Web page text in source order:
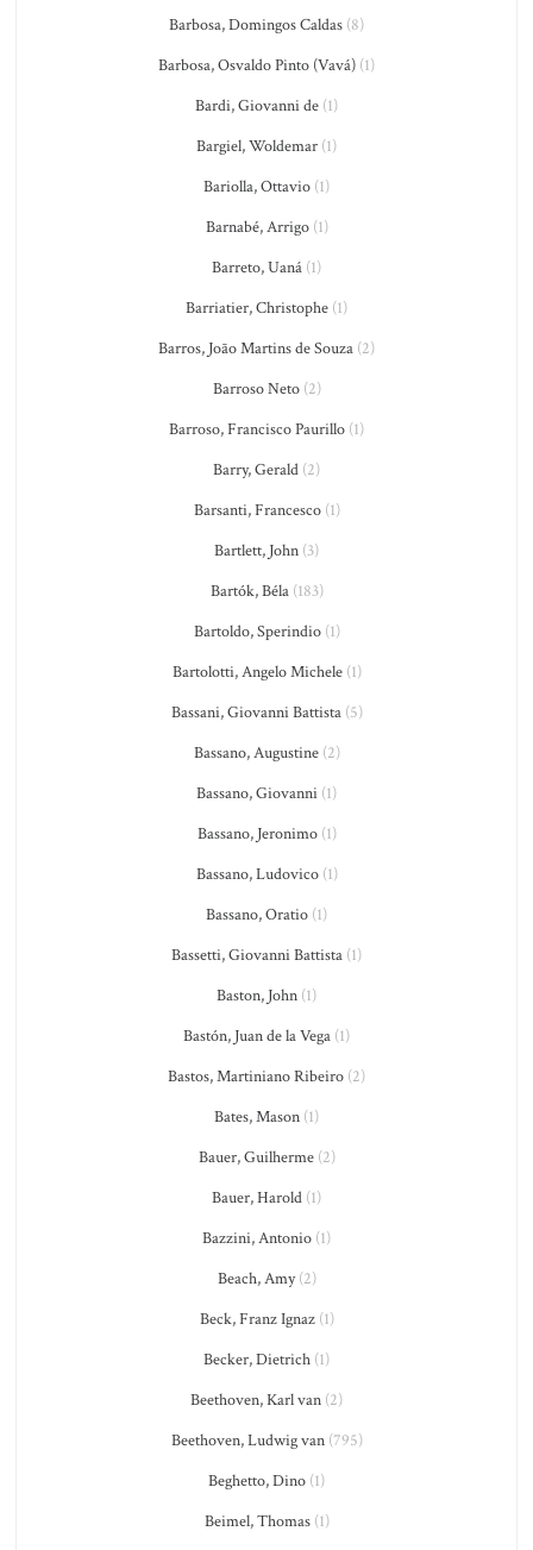
Barbosa, Domingos Caldas (8)
Barbosa, Osvaldo Pinto (Vavá) (1)
Bardi, Giovanni de (1)
Bargiel, Woldemar (1)
Bariolla, Ottavio (1)
Barnabé, Arrigo(1)
Barreto, Uaná (1)
Barriatier, Christophe (1)
Barros, João Martins de Souza (2)
Barroso Neto(2)
Barroso, Francisco Paurillo (1)
Barry, Gerald (2)
Barsanti, Francesco(1)
Bartlett, John (3)
Bartók, Béla(183)
Bartoldo, Sperindio(1)
Bartolotti, Angelo Michele(1)
Bassani, Giovanni Battista(5)
Bassano, Augustine(2)
Bassano, Giovanni (1)
Bassano, Jeronimo(1)
Bassano, Ludovico(1)
Bassano, Oratio (1)
Bassetti, Giovanni Battista (1)
Baston, John (1)
Bastón, Juan de la Vega (1)
Bastos, Martiniano Ribeiro (2)
Bates, Mason (1)
Bauer, Guilherme(2)
Bauer, Harold (1)
Bazzini, Antonio (1)
Beach, Amy(2)
Beck, Franz Ignaz(1)
Becker, Dietrich (1)
Beethoven, Karl van (2)
Beethoven, Ludwig van(795)
Beghetto, Dino (1)
Beimel, Thomas(1)